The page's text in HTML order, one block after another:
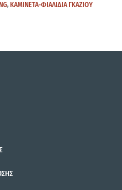
, ΚΑΜΙΝΕΤΑ-ΦΙΑΛΙΔΙΑ ΓΚΑΖΙΟΥ